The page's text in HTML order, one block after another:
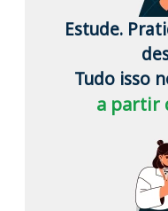
Estude.
Tudo isso
a partir